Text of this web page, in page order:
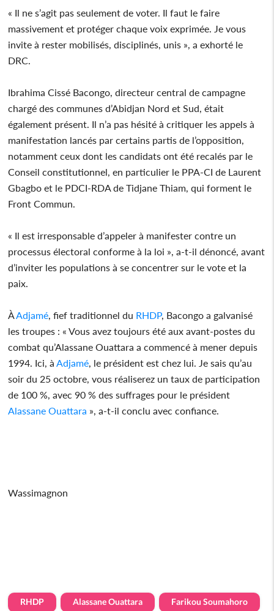
« Il ne s’agit pas seulement de voter. Il faut le faire
massivement et protéger chaque voix exprimée. Je vous
invite à rester mobilisés, disciplinés, unis », a exhorté le
DRC.
Ibrahima Cissé Bacongo, directeur central de campagne
chargé des communes d’Abidjan Nord et Sud, était
également présent. Il n’a pas hésité à critiquer les appels à
manifestation lancés par certains partis de l’opposition,
notamment ceux dont les candidats ont été recalés par le
Conseil constitutionnel, en particulier le PPA-CI de Laurent
Gbagbo et le PDCI-RDA de Tidjane Thiam, qui forment le
Front Commun.
« Il est irresponsable d’appeler à manifester contre un
processus électoral conforme à la loi », a-t-il dénoncé, avant
d’inviter les populations à se concentrer sur le vote et la
paix.
ÀAdjamé, fief traditionnel du RHDP, Bacongo a galvanisé
les troupes : « Vous avez toujours été aux avant-postes du
combat qu’Alassane Ouattara a commencé à mener depuis
1994. Ici, à Adjamé, le président est chez lui. Je sais qu’au
soir du 25 octobre, vous réaliserez un taux de participation
de 100 %, avec 90 % des suffrages pour le président
Alassane Ouattara », a-t-il conclu avec confiance.
Wassimagnon
RHDP Alassane Ouattara Farikou Soumahoro